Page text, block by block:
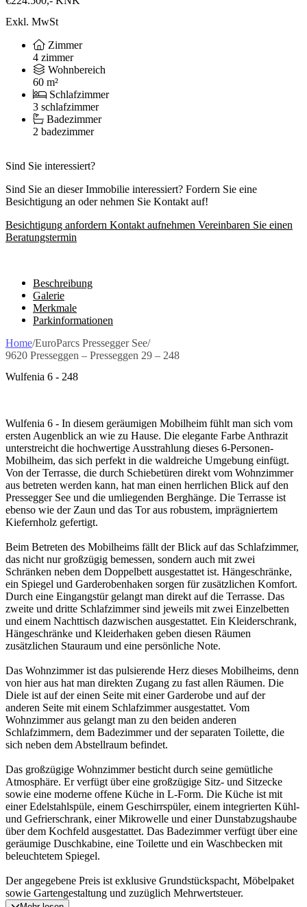
Exkl. MwSt
Zimmer
4 zimmer
Wohnbereich
60 m²
Schlafzimmer
3 schlafzimmer
Badezimmer
2 badezimmer
Sind Sie interessiert?
Sind Sie an dieser Immobilie interessiert? Fordern Sie eine
Besichtigung an oder nehmen Sie Kontakt auf!
Besichtigung anfordern Kontakt aufnehmen Vereinbaren Sie einen
Beratungstermin
Beschreibung
Galerie
Merkmale
Parkinformationen
Home/EuroParcs Pressegger See/
9620 Presseggen – Presseggen 29 – 248
Wulfenia 6 - 248
Wulfenia 6 - In diesem geräumigen Mobilheim fühlt man sich vom
ersten Augenblick an wie zu Hause. Die elegante Farbe Anthrazit
unterstreicht die hochwertige Ausstrahlung dieses 6-Personen-
Mobilheim, das sich perfekt in die waldreiche Umgebung einfügt.
Von der Terrasse, die durch Schiebetüren direkt vom Wohnzimmer
aus betreten werden kann, hat man einen herrlichen Blick auf den
Pressegger See und die umliegenden Berghänge. Die Terrasse ist
ebenso wie der Zaun und das Tor aus robustem, imprägniertem
Kiefernholz gefertigt.
Beim Betreten des Mobilheims fällt der Blick auf das Schlafzimmer,
das nicht nur großzügig bemessen, sondern auch mit zwei
Schränken neben dem Doppelbett ausgestattet ist. Hängeschränke,
ein Spiegel und Garderobenhaken sorgen für zusätzlichen Komfort.
Durch eine Eingangstür gelangt man direkt auf die Terrasse. Das
zweite und dritte Schlafzimmer sind jeweils mit zwei Einzelbetten
und einem Nachttisch dazwischen ausgestattet. Ein Kleiderschrank,
Hängeschränke und Kleiderhaken geben diesen Räumen
zusätzlichen Stauraum und eine persönliche Note.
Das Wohnzimmer ist das pulsierende Herz dieses Mobilheims, denn
von hier aus hat man direkten Zugang zu fast allen Räumen. Die
Diele ist auf der einen Seite mit einer Garderobe und auf der
anderen Seite mit einem Schlafzimmer ausgestattet. Vom
Wohnzimmer aus gelangt man zu den beiden anderen
Schlafzimmern, dem Badezimmer und der separaten Toilette, die
sich neben dem Abstellraum befindet.
Das großzügige Wohnzimmer besticht durch seine gemütliche
Atmosphäre. Er verfügt über eine großzügige Sitz- und Sitzecke
sowie eine moderne offene Küche in L-Form. Die Küche ist mit
einer Edelstahlspüle, einem Geschirrspüler, einem integrierten Kühl-
und Gefrierschrank, einer Mikrowelle und einer Dunstabzugshaube
über dem Kochfeld ausgestattet. Das Badezimmer verfügt über eine
geräumige Duschkabine, eine Toilette und ein Waschbecken mit
beleuchtetem Spiegel.
Der angegebene Preis ist exklusive Grundstückspacht, Möbelpaket
sowie Gartengestaltung und zuzüglich Mehrwertsteuer.